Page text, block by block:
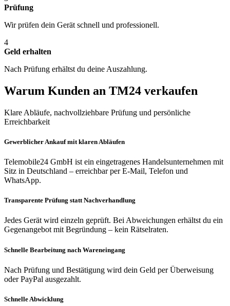
Prüfung
Wir prüfen dein Gerät schnell und professionell.
4
Geld erhalten
Nach Prüfung erhältst du deine Auszahlung.
Warum Kunden an TM24 verkaufen
Klare Abläufe, nachvollziehbare Prüfung und persönliche
Erreichbarkeit
Gewerblicher Ankauf mit klaren Abläufen
Telemobile24 GmbH ist ein eingetragenes Handelsunternehmen mit
Sitz in Deutschland – erreichbar per E-Mail, Telefon und
WhatsApp.
Transparente Prüfung statt Nachverhandlung
Jedes Gerät wird einzeln geprüft. Bei Abweichungen erhältst du ein
Gegenangebot mit Begründung – kein Rätselraten.
Schnelle Bearbeitung nach Wareneingang
Nach Prüfung und Bestätigung wird dein Geld per Überweisung
oder PayPal ausgezahlt.
Schnelle Abwicklung